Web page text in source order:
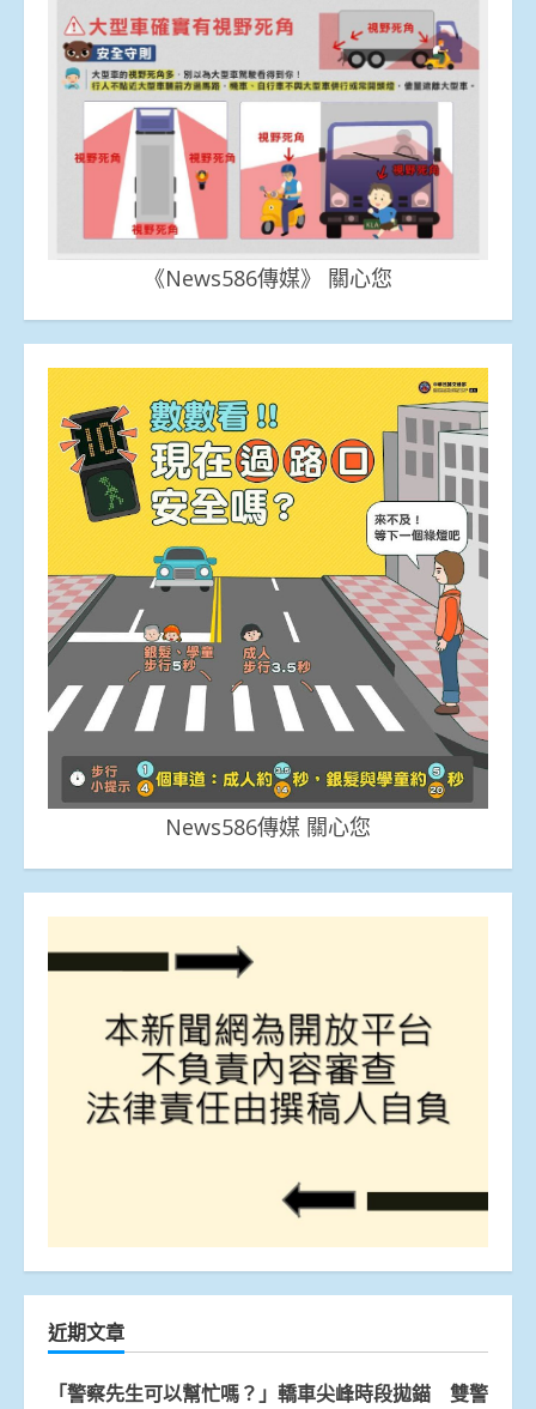
《News586傳媒》 關心您
News586傳媒 關心您
近期文章
「警察先生可以幫忙嗎？」轎車尖峰時段拋錨 雙警